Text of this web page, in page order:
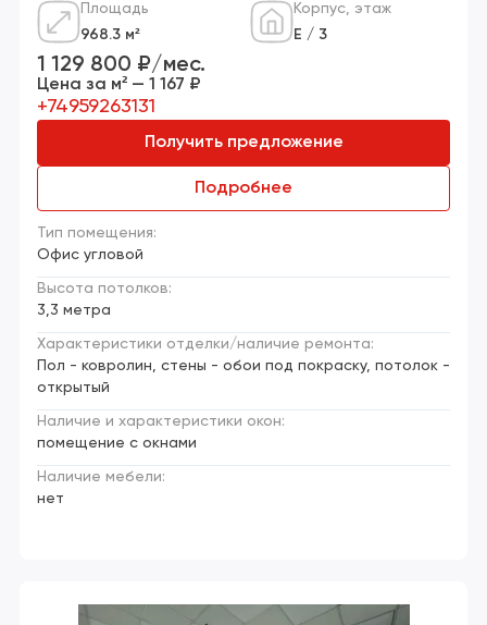
Площадь
968.3 м²
Корпус, этаж
Е / 3
Тип помещения:
Офис угловой
Высота потолков:
3,3 метра
Характеристики отделки/наличие ремонта:
Пол - ковролин, стены - обои под покраску, потолок -
открытый
Наличие и характеристики окон:
помещение с окнами
Наличие мебели:
нет
1 129 800 ₽/мес.
Цена за м² — 1 167 ₽
+74959263131
Получить предложение
Подробнее